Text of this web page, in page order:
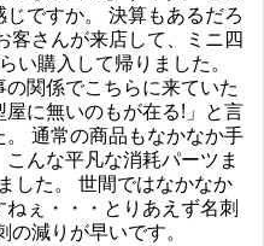
ですか。 決算もあるだろ
客さんが来店して、ミニ四
い購入して帰りました。
関係でこちらに来ていた
に無いのもが在る!」と言
通常の商品もなかなか手
んな平凡な消耗パーツま
した。 世間ではなかなか
ぇ・・・とりあえず名刺
減りが早いです。